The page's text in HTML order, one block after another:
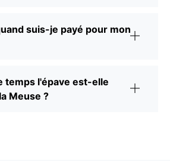
suis-je payé pour mon
temps l'épave est-elle
Meuse ?